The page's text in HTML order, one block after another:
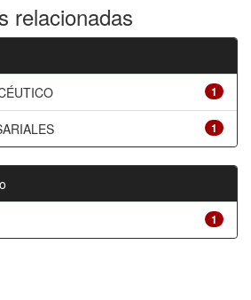
relacionadas
1
1
1